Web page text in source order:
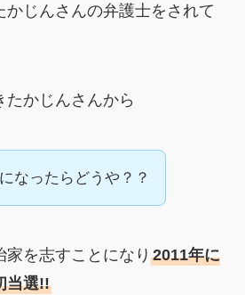
かじんさんの弁護士をされて
たかじんさんから
なったらどうや？？
家を志すことになり 2011年に
当選!!